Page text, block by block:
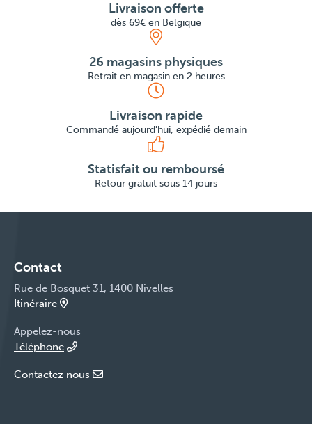
Livraison offerte
dès 69€ en Belgique
26 magasins physiques
Retrait en magasin en 2 heures
Livraison rapide
Commandé aujourd'hui, expédié demain
Statisfait ou remboursé
Retour gratuit sous 14 jours
Contact
Rue de Bosquet 31, 1400 Nivelles
Itinéraire
Appelez-nous
Téléphone
Contactez nous